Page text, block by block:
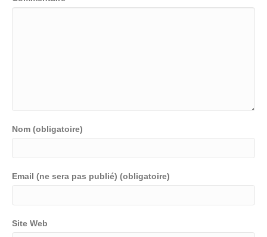
Nom (obligatoire)
Email (ne sera pas publié) (obligatoire)
Site Web